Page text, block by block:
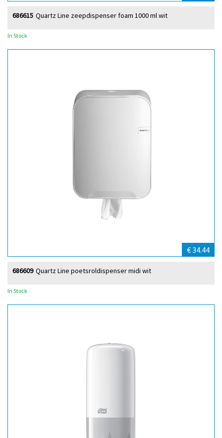
Quartz Line zeepdispenser foam 1000 ml wit
686615
In Stock
€ 34.44
Quartz Line poetsroldispenser midi wit
686609
In Stock